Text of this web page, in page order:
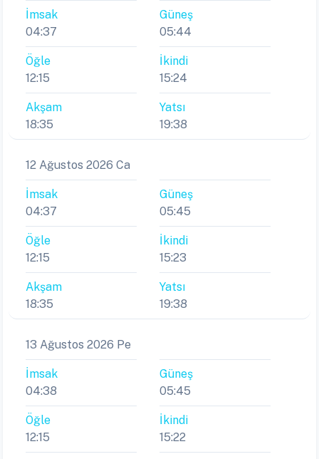
İmsak
04:37
Güneş
05:44
Öğle
12:15
İkindi
15:24
Akşam
18:35
Yatsı
19:38
12 Ağustos 2026 Ca
İmsak
04:37
Güneş
05:45
Öğle
12:15
İkindi
15:23
Akşam
18:35
Yatsı
19:38
13 Ağustos 2026 Pe
İmsak
04:38
Güneş
05:45
Öğle
12:15
İkindi
15:22